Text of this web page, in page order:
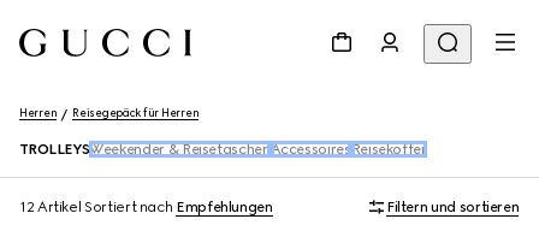
Herren Reisegepäck für Herren
TROLLEYS Weekender & Reisetaschen Accessoires Reisekoffer
12 Artikel Sortiert nach Empfehlungen Filtern und sortieren